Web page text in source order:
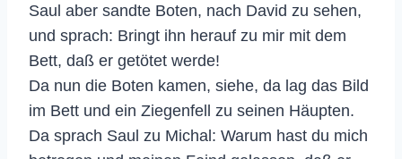
Saul aber sandte Boten, nach David zu sehen,
und sprach: Bringt ihn herauf zu mir mit dem
Bett, daß er getötet werde!
Da nun die Boten kamen, siehe, da lag das Bild
im Bett und ein Ziegenfell zu seinen Häupten.
Da sprach Saul zu Michal: Warum hast du mich